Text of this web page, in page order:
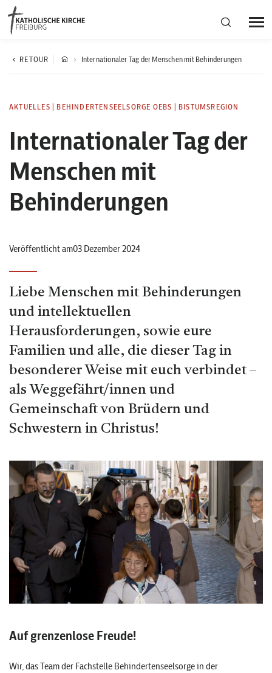
Bistumsregion Deutschfreiburg
Kirchliches Leben
Kantonale Körperschaft
RETOUR Internationaler Tag der Menschen mit Behinderungen
AKTUELLES BEHINDERTENSEELSORGE OEBS BISTUMSREGION
Internationaler Tag der
Menschen mit
Behinderungen
Veröffentlicht am03 Dezember 2024
Liebe Menschen mit Behinderungen
und intellektuellen
Herausforderungen, sowie eure
Familien und alle, die dieser Tag in
besonderer Weise mit euch verbindet –
als Weggefährt/innen und
Gemeinschaft von Brüdern und
Schwestern in Christus!
Auf grenzenlose Freude!
Wir, das Team der Fachstelle Behindertenseelsorge in der